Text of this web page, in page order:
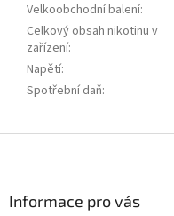
Velkoobchodní balení:
Celkový obsah nikotinu v
zařízení:
Napětí:
Spotřební daň:
Informace pro vás